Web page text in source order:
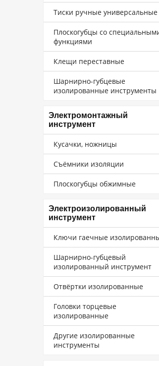
Тиски ручные универсальные
Плоскогубцы со
функциями
Клещи переставные
Шарнирно-губцевые
изолированные инструменты
Электромонтажный
инструмент
Кусачки, ножницы
Съёмники изоляции
Плоскогубцы обжимные
Электроизолированный
инструмент
Ключи гаечные
Шарнирно-губцевый
изолированный инструмент
Отвёртки изолированные
Головки торцевые
изолированные
Другие изолированные
инструменты